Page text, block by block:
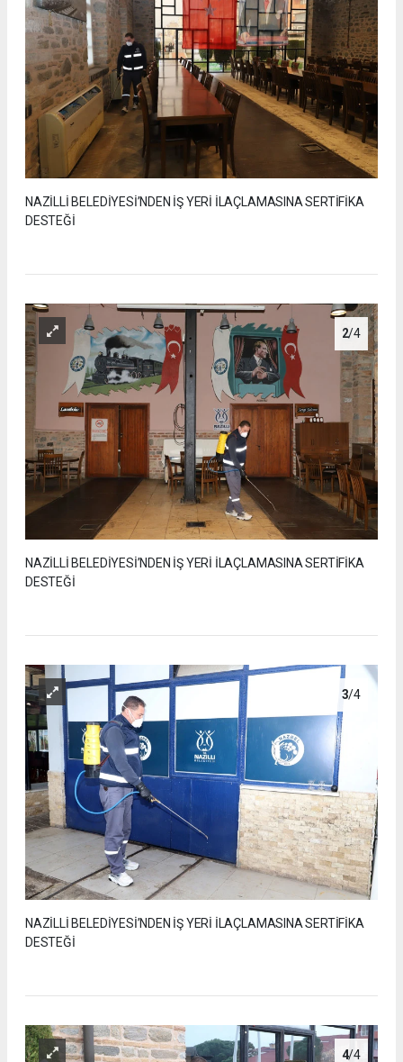
NAZİLLİ BELEDİYESİ’NDEN İŞ YERİ İLAÇLAMASINA SERTİFİKA
DESTEĞİ
2/4
NAZİLLİ BELEDİYESİ’NDEN İŞ YERİ İLAÇLAMASINA SERTİFİKA
DESTEĞİ
3/4
NAZİLLİ BELEDİYESİ’NDEN İŞ YERİ İLAÇLAMASINA SERTİFİKA
DESTEĞİ
4/4